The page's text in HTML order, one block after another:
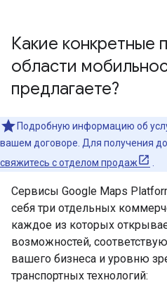
Какие конкретные
области
предлагаете?
Подробную информацию об
вашем договоре. Для получения
свяжитесь с отделом продаж
Сервисы Google Maps
себя три отдельных
каждое из которых
возможностей,
вашего бизнеса и уровню
транспортных технологий: